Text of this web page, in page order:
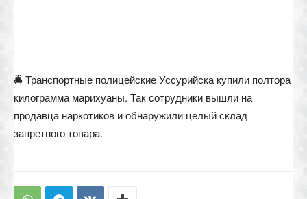
🚔 Транспортные полицейские Уссурийска купили полтора
килограмма марихуаны. Так сотрудники вышли на
продавца наркотиков и обнаружили целый склад
запретного товара.